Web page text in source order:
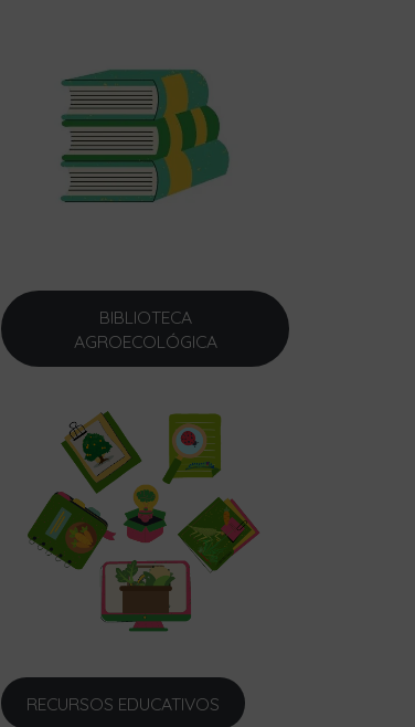
BIBLIOTECA
AGROECOLÓGICA
RECURSOS EDUCATIVOS